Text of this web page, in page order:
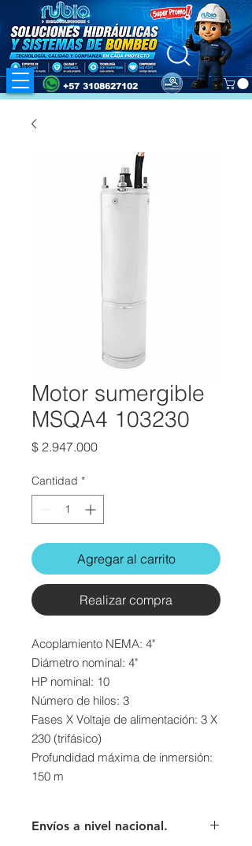
+57 3108627102
Motor sumergible
MSQA4 103230
$ 2.947.000Precio
Cantidad *
Agregar al carrito
Realizar compra
Acoplamiento NEMA: 4"
Diámetro nominal: 4"
HP nominal: 10
Número de hilos: 3
Fases X Voltaje de alimentación: 3 X
230 (trifásico)
Profundidad máxima de inmersión:
150 m
Envíos a nivel nacional.